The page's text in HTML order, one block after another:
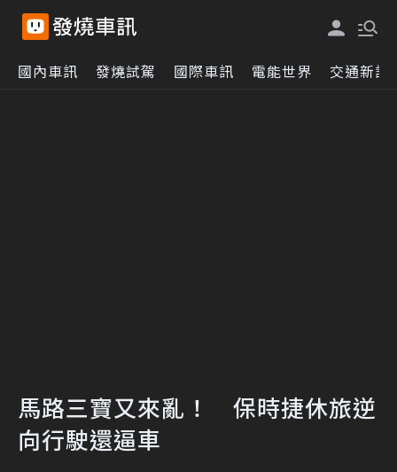
國內車訊 發燒試駕 國際車訊 電能世界 交通新訊
馬路三寶又來亂！ 保時捷休旅逆
向行駛還逼車